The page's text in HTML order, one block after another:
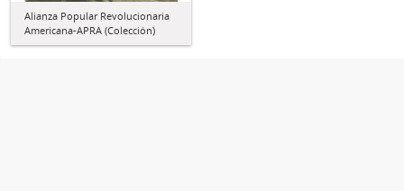
Alianza Popular Revolucionaria
Americana-APRA (Colección)